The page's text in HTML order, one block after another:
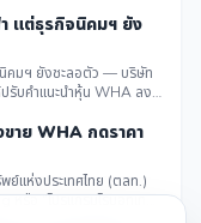
แต่ธุรกิจนิคมฯ ยัง
นิคมฯ ยังชะลอตัว — บริษัท
รับคำแนะนำหุ้น WHA ลง
าย WHA กดราคา
แห่งประเทศไทย (ตลท.)
รือ “โปรแกรมโรบอทเท